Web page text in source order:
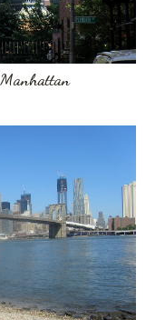
Manhattan